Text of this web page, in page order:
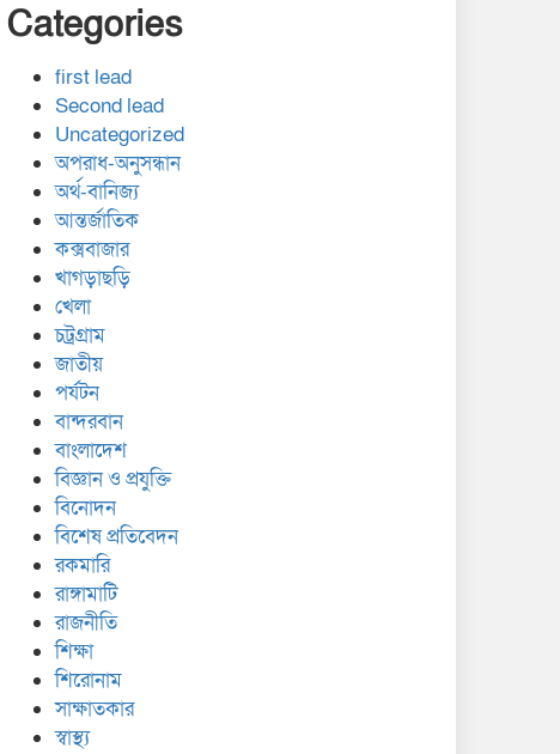
Categories
first lead
Second lead
Uncategorized
অপরাধ-অনুসন্ধান
অর্থ-বানিজ্য
আন্তর্জাতিক
কক্সবাজার
খাগড়াছড়ি
খেলা
চট্রগ্রাম
জাতীয়
পর্যটন
বান্দরবান
বাংলাদেশ
বিজ্ঞান ও প্রযুক্তি
বিনোদন
বিশেষ প্রতিবেদন
রকমারি
রাঙ্গামাটি
রাজনীতি
শিক্ষা
শিরোনাম
সাক্ষাতকার
স্বাস্থ্য